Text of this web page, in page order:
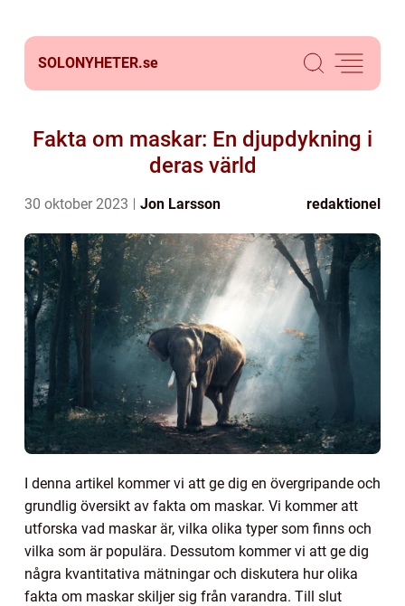
SOLONYHETER.se
Fakta om maskar: En djupdykning i
deras värld
30 oktober 2023 Jon Larsson redaktionel
I denna artikel kommer vi att ge dig en övergripande och
grundlig översikt av fakta om maskar. Vi kommer att
utforska vad maskar är, vilka olika typer som finns och
vilka som är populära. Dessutom kommer vi att ge dig
några kvantitativa mätningar och diskutera hur olika
fakta om maskar skiljer sig från varandra. Till slut